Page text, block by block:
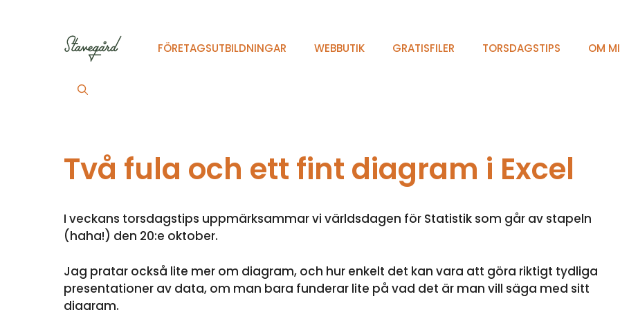
FÖRETAGSUTBILDNINGAR WEBBUTIK GRATISFILER TORSDAGSTIPS OM
Två fula och ett fint diagram i Excel
I veckans torsdagstips uppmärksammar vi världsdagen för Statistik som går av stapeln
(haha!) den 20:e oktober.
Jag pratar också lite mer om diagram, och hur enkelt det kan vara att göra riktigt tydliga
presentationer av data, om man bara funderar lite på vad det är man vill säga med sitt
diagram.